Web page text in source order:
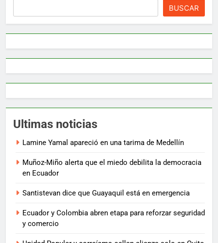
BUSCAR
Ultimas noticias
Lamine Yamal apareció en una tarima de Medellín
Muñoz-Miño alerta que el miedo debilita la democracia
en Ecuador
Santistevan dice que Guayaquil está en emergencia
Ecuador y Colombia abren etapa para reforzar seguridad
y comercio